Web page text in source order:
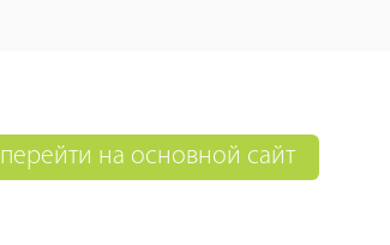
перейти на основной сайт